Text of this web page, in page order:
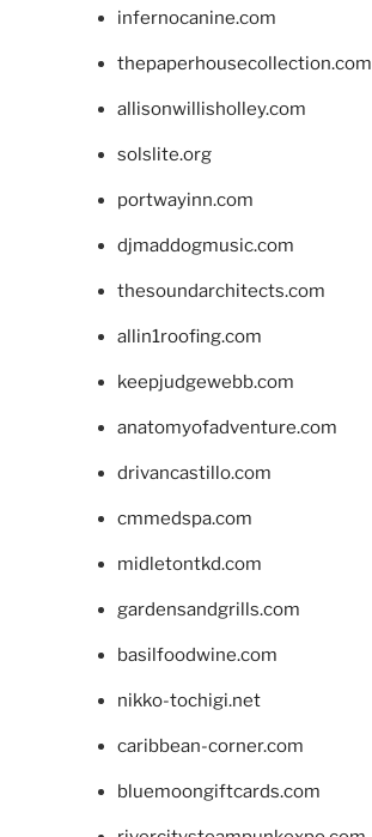
infernocanine.com
thepaperhousecollection.com
allisonwillisholley.com
solslite.org
portwayinn.com
djmaddogmusic.com
thesoundarchitects.com
allin1roofing.com
keepjudgewebb.com
anatomyofadventure.com
drivancastillo.com
cmmedspa.com
midletontkd.com
gardensandgrills.com
basilfoodwine.com
nikko-tochigi.net
caribbean-corner.com
bluemoongiftcards.com